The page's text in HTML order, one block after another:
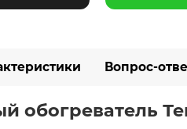
Вопрос-
обогреватель